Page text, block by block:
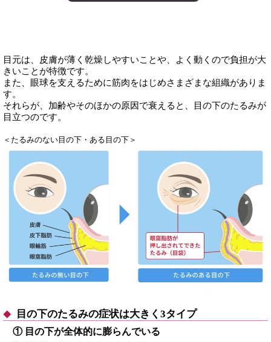
目元は、皮膚が薄く乾燥しやすいことや、よく動くので負担が大
きいことが特徴です。
また、眼球を支えるために筋肉をはじめさまざまな組織がありま
す。
それらが、加齢やそのほかの原因で衰えると、目の下のたるみが
目立つのです。
＜たるみのない目の下・ある目の下＞
目の下のたるみの症状は大きく3タイプ
① 目の下が全体的に膨らんでいる